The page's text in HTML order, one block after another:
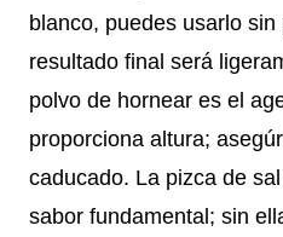
blanco, puedes usarlo
resultado final será
polvo de hornear es el
proporciona altura;
caducado. La pizca de
sabor fundamental; sin